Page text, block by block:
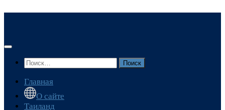
Найти:
Главная
О сайте
Таиланд